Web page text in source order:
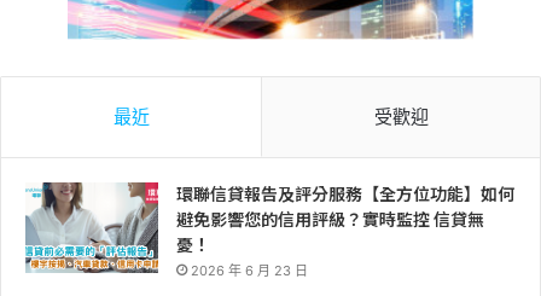
最近 受歡迎
環聯信貸報告及評分服務【全方位功能】如何
避免影響您的信用評級？實時監控 信貸無
憂！
2026 年 6 月 23 日